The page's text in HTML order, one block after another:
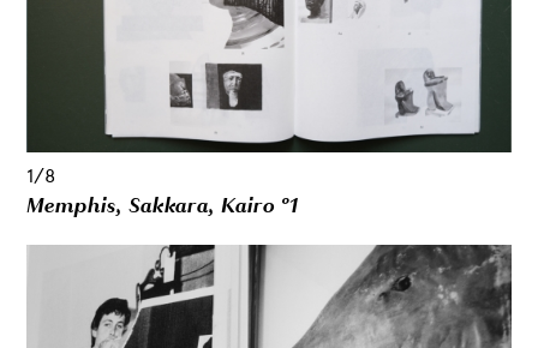
1/8
Memphis, Sakkara, Kairo °1